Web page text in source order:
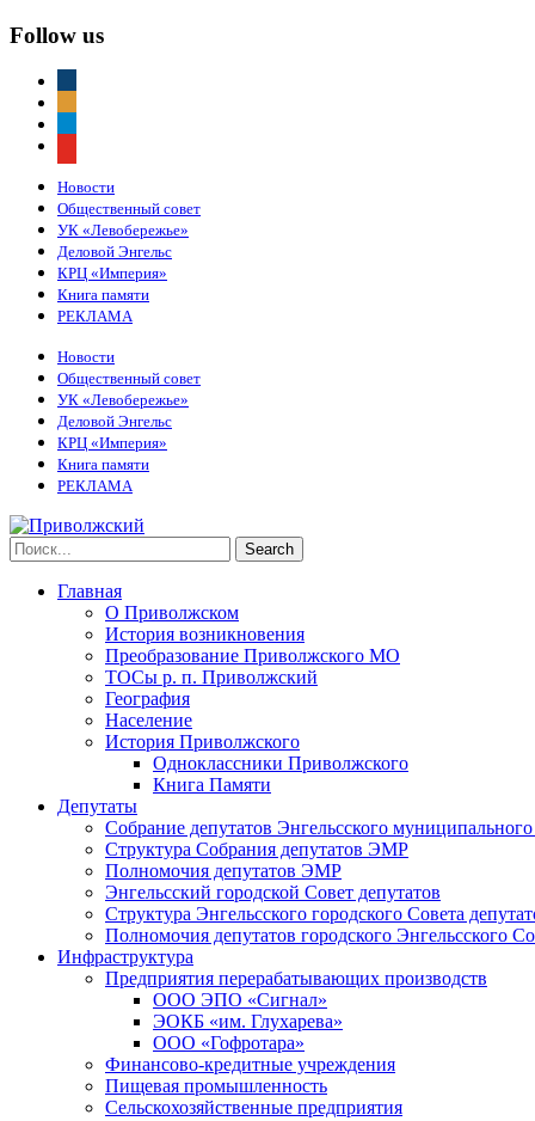
Follow us
Новости
Общественный совет
УК «Левобережье»
Деловой Энгельс
КРЦ «Империя»
Книга памяти
РЕКЛАМА
Новости
Общественный совет
УК «Левобережье»
Деловой Энгельс
КРЦ «Империя»
Книга памяти
РЕКЛАМА
Главная
О Приволжском
История возникновения
Преобразование Приволжского МО
ТОСы р. п. Приволжский
География
Население
История Приволжского
Одноклассники Приволжского
Книга Памяти
Депутаты
Собрание депутатов Энгельсского
Структура Собрания депутатов ЭМР
Полномочия депутатов ЭМР
Энгельсский городской Совет депутатов
Структура Энгельсского городского Совета
Полномочия депутатов городского Энгельсского
Инфраструктура
Предприятия перерабатывающих производств
ООО ЭПО «Сигнал»
ЭОКБ «им. Глухарева»
ООО «Гофротара»
Финансово-кредитные учреждения
Пищевая промышленность
Сельскохозяйственные предприятия